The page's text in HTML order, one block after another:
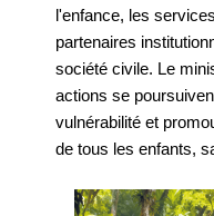
l'enfance, les
partenaires
société civile. Le
actions se
vulnérabilité et
de tous les enfants,